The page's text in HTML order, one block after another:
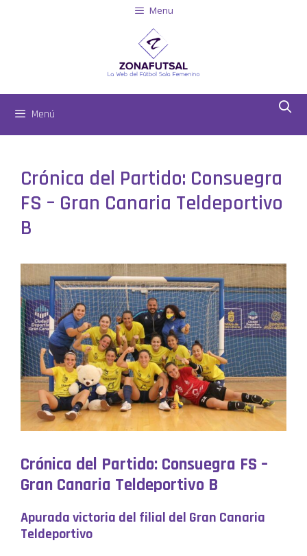
Menu
Menú
Crónica del Partido: Consuegra
FS – Gran Canaria Teldeportivo
B
Crónica del Partido: Consuegra FS –
Gran Canaria Teldeportivo B
Apurada victoria del filial del Gran Canaria
Teldeportivo